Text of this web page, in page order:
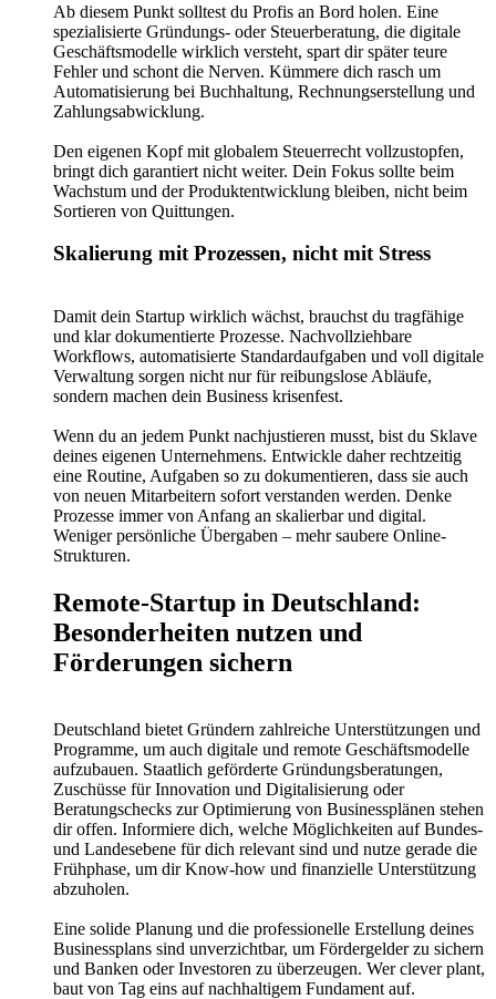
Ab diesem Punkt solltest du Profis an Bord holen. Eine
spezialisierte Gründungs- oder Steuerberatung, die digitale
Geschäftsmodelle wirklich versteht, spart dir später teure
Fehler und schont die Nerven. Kümmere dich rasch um
Automatisierung bei Buchhaltung, Rechnungserstellung und
Zahlungsabwicklung.
Den eigenen Kopf mit globalem Steuerrecht vollzustopfen,
bringt dich garantiert nicht weiter. Dein Fokus sollte beim
Wachstum und der Produktentwicklung bleiben, nicht beim
Sortieren von Quittungen.
Skalierung mit Prozessen, nicht mit Stress
Damit dein Startup wirklich wächst, brauchst du tragfähige
und klar dokumentierte Prozesse. Nachvollziehbare
Workflows, automatisierte Standardaufgaben und voll digitale
Verwaltung sorgen nicht nur für reibungslose Abläufe,
sondern machen dein Business krisenfest.
Wenn du an jedem Punkt nachjustieren musst, bist du Sklave
deines eigenen Unternehmens. Entwickle daher rechtzeitig
eine Routine, Aufgaben so zu dokumentieren, dass sie auch
von neuen Mitarbeitern sofort verstanden werden. Denke
Prozesse immer von Anfang an skalierbar und digital.
Weniger persönliche Übergaben – mehr saubere Online-
Strukturen.
Remote-Startup in Deutschland:
Besonderheiten nutzen und
Förderungen sichern
Deutschland bietet Gründern zahlreiche Unterstützungen und
Programme, um auch digitale und remote Geschäftsmodelle
aufzubauen. Staatlich geförderte Gründungsberatungen,
Zuschüsse für Innovation und Digitalisierung oder
Beratungschecks zur Optimierung von Businessplänen stehen
dir offen. Informiere dich, welche Möglichkeiten auf Bundes-
und Landesebene für dich relevant sind und nutze gerade die
Frühphase, um dir Know-how und finanzielle Unterstützung
abzuholen.
Eine solide Planung und die professionelle Erstellung deines
Businessplans sind unverzichtbar, um Fördergelder zu sichern
und Banken oder Investoren zu überzeugen. Wer clever plant,
baut von Tag eins auf nachhaltigem Fundament auf.